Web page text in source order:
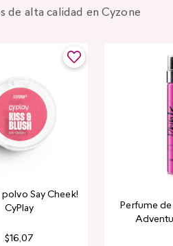
de alta calidad en Cyzone
polvo Say Cheek!
CyPlay
$16,07
Perfume